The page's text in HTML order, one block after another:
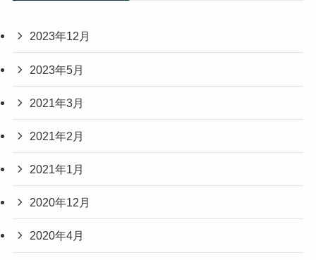
2023年12月
2023年5月
2021年3月
2021年2月
2021年1月
2020年12月
2020年4月